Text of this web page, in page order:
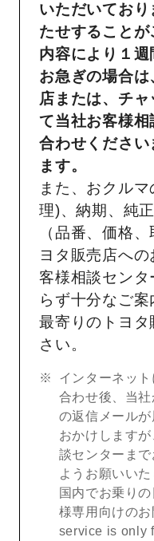
いただいてお
たせすること
内容により１週
お急ぎの場合
店または、チ
て当社お客様
合わせください
ます。
また、おクル
理)、納期、純
（品番、価格
ヨタ販売店へ
客様相談セン
らず十分なご案
最寄りのトヨ
さい。
インターネッ
合わせ後、当
の返信メール
おかけします
談センターま
ようお願いい
国内でお乗り
様専用向けの
service is only